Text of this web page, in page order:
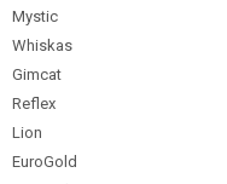
Mystic
Whiskas
Gimcat
Reflex
Lion
EuroGold